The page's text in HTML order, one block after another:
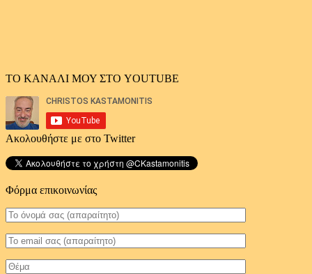
ΤΟ ΚΑΝΑΛΙ ΜΟΥ ΣΤΟ YOUTUBE
Ακολουθήστε με στο Twitter
Φόρμα επικοινωνίας